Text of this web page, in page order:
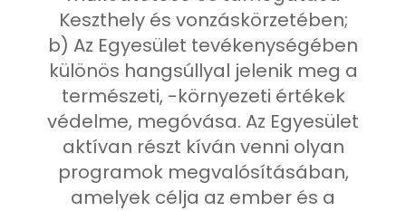
Keszthely és vonzáskörzetében;
b) Az Egyesület tevékenységében
különös hangsúllyal jelenik meg a
természeti, -környezeti értékek
védelme, megóvása. Az Egyesület
aktívan részt kíván venni olyan
programok megvalósításában,
amelyek célja az ember és a